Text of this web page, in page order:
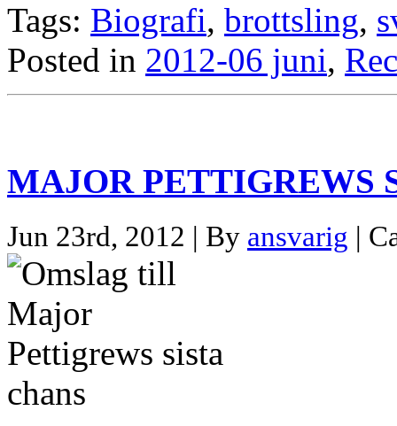
Tags: Biografi, brottsling,
Posted in 2012-06 juni,
MAJOR PETTIGREWS
Jun 23rd, 2012 | By ansvarig |